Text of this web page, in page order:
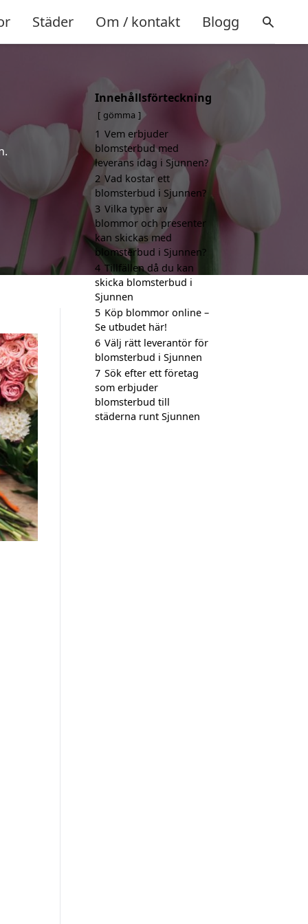
Städer Om / kontakt Blogg
Innehållsförteckning
gömma
1 Vem erbjuder
blomsterbud med
leverans idag i Sjunnen?
2 Vad kostar ett
blomsterbud i Sjunnen?
3 Vilka typer av
blommor och presenter
kan skickas med
blomsterbud i Sjunnen?
4 Tillfällen då du kan
skicka blomsterbud i
Sjunnen
5 Köp blommor online –
Se utbudet här!
6 Välj rätt leverantör för
blomsterbud i Sjunnen
7 Sök efter ett företag
som erbjuder
blomsterbud till
städerna runt Sjunnen